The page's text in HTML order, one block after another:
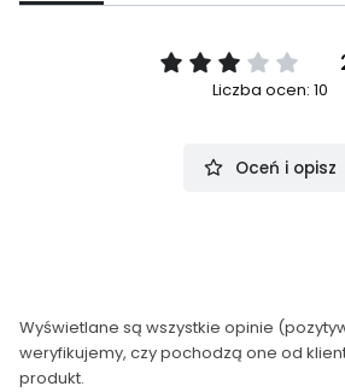
Liczba ocen: 10
Oceń i opisz
Wyświetlane są wszystkie opinie
weryfikujemy, czy pochodzą one od
produkt.